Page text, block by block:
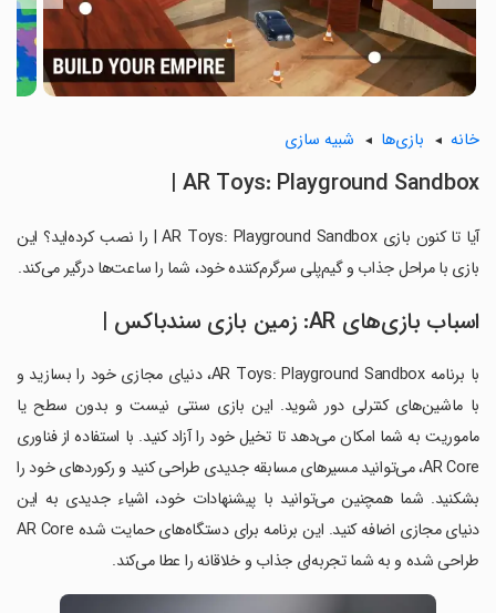
خانه بازی‌ها شبیه سازی
AR Toys: Playground Sandbox |
آیا تا کنون بازی AR Toys: Playground Sandbox | را نصب کرده‌اید؟ این
بازی با مراحل جذاب و گیم‌پلی سرگرم‌کننده خود، شما را ساعت‌ها درگیر می‌کند.
اسباب بازی‌های AR: زمین بازی سندباکس |
با برنامه AR Toys: Playground Sandbox، دنیای مجازی خود را بسازید و
با ماشین‌های کنترلی دور شوید. این بازی سنتی نیست و بدون سطح یا
ماموریت به شما امکان می‌دهد تا تخیل خود را آزاد کنید. با استفاده از فناوری
AR Core، می‌توانید مسیرهای مسابقه‌ جدیدی طراحی کنید و رکوردهای خود را
بشکنید. شما همچنین می‌توانید با پیشنهادات خود، اشیاء جدیدی به این
دنیای مجازی اضافه کنید. این برنامه برای دستگاه‌های حمایت شده AR Core
طراحی شده و به شما تجربه‌ای جذاب و خلاقانه را عطا می‌کند.